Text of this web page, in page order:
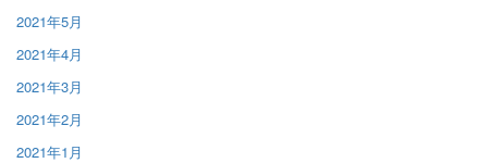
2021年5月
2021年4月
2021年3月
2021年2月
2021年1月